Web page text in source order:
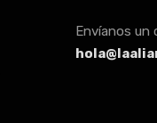
Envíanos un